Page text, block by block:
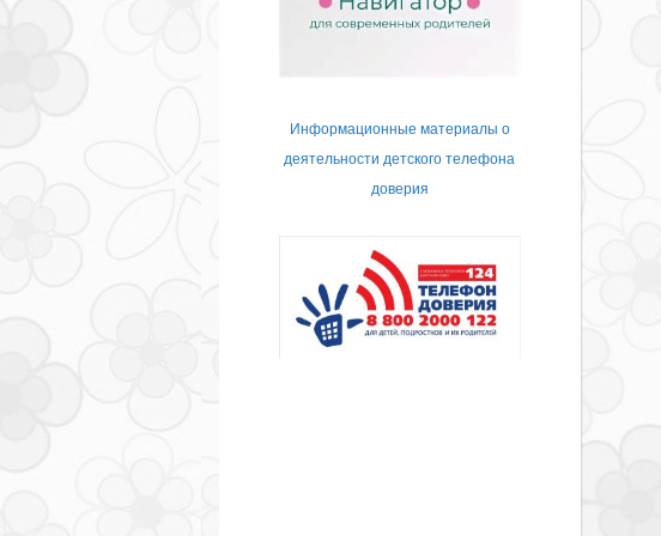
Информационные материалы о
деятельности детского телефона
доверия